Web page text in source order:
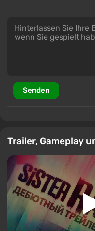
Senden
Trailer, Gameplay